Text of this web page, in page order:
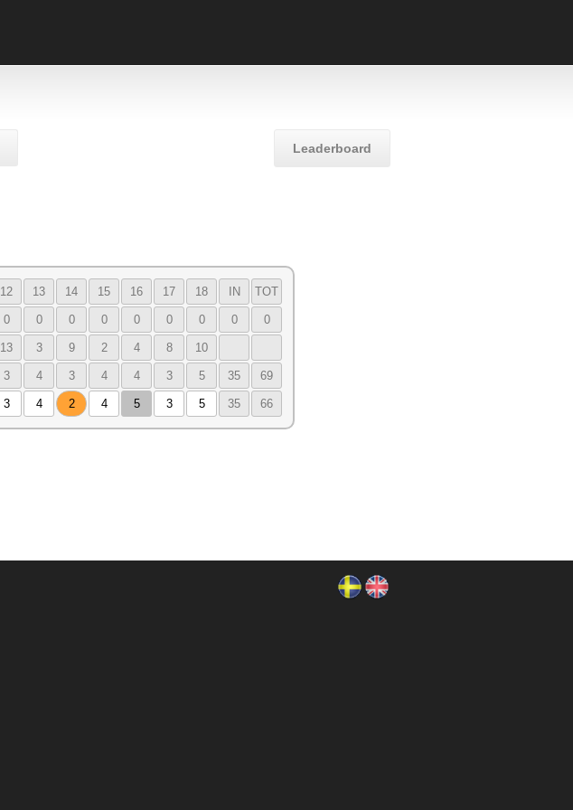
Leaderboard
12 13 14 15 16 17 18 IN TOT
0 0 0 0 0 0 0 0 0
13 3 9 2 4 8 10
3 4 3 4 4 3 5 35 69
3 4 2 4 5 3 5 35 66